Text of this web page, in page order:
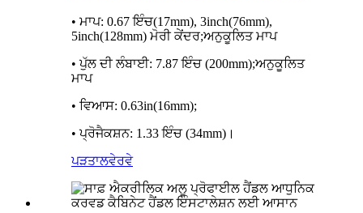
• ਮਾਪ: 0.67 ਇੰਚ(17mm), 3inch(76mm),
5inch(128mm) ਮੋਰੀ ਕੇਂਦਰ;ਅਨੁਕੂਲਿਤ ਮਾਪ
• ਪੁੱਲ ਦੀ ਲੰਬਾਈ: 7.87 ਇੰਚ (200mm);ਅਨੁਕੂਲਿਤ
ਮਾਪ
• ਵਿਆਸ: 0.63in(16mm);
• ਪ੍ਰੋਜੈਕਸ਼ਨ: 1.33 ਇੰਚ (34mm)।
ਪੜਤਾਲਵੇਰਵੇ